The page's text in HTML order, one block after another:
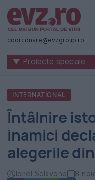
Știri
naționale
internaționale
România
Evenimentul
Zilei
coordonare@evzgroup.ro
▼ Proiecte speciale
INTERNATIONAL
Întâlnire
inamici
alegerile
Ionel Sclavone 8